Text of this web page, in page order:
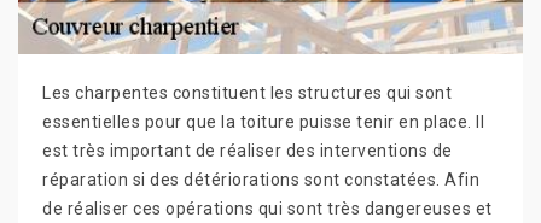
Les charpentes constituent les structures qui sont
essentielles pour que la toiture puisse tenir en place. Il
est très important de réaliser des interventions de
réparation si des détériorations sont constatées. Afin
de réaliser ces opérations qui sont très dangereuses et